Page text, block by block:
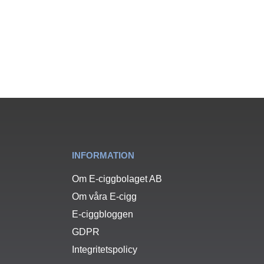
INFORMATION
Om E-ciggbolaget AB
Om våra E-cigg
E-ciggbloggen
GDPR
Integritetspolicy